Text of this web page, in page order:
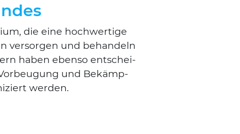
die eine hoch­wer­ti­ge
ver­sor­gen und behan­deln
haben eben­so ent­schei­
und Bekämp­
wer­den.